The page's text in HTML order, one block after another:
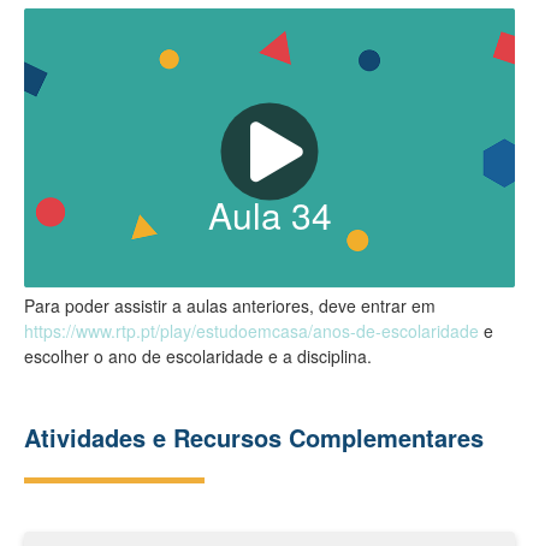
Aula34
Para poder assistir a aulas anteriores, deve entrar em
https://www.rtp.pt/play/estudoemcasa/anos-de-escolaridade e
escolher o ano de escolaridade e a disciplina.
Atividades e Recursos Complementares